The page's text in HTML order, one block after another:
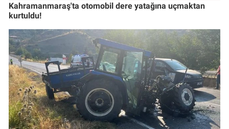
Kahramanmaraş'ta otomobil dere yatağına uçmaktan
kurtuldu!